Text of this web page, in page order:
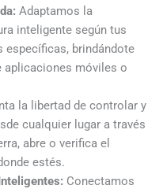
Adaptamos la
inteligente según tus
específicas, brindándote
aplicaciones móviles o
la libertad de controlar y
cualquier lugar a través
abre o verifica el
estés.
Conectamos